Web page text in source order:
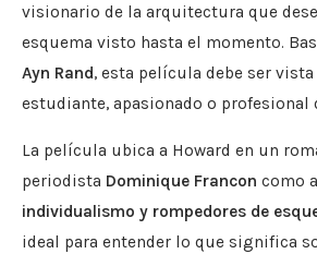
visionario de la arquitectura que
esquema visto hasta el momento.
Ayn Rand, esta película debe ser
estudiante, apasionado o profesional
La película ubica a Howard en un
periodista Dominique Francon como
individualismo y rompedores de
ideal para entender lo que significa